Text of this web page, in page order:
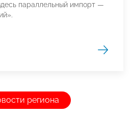
параллельный импорт —
региона